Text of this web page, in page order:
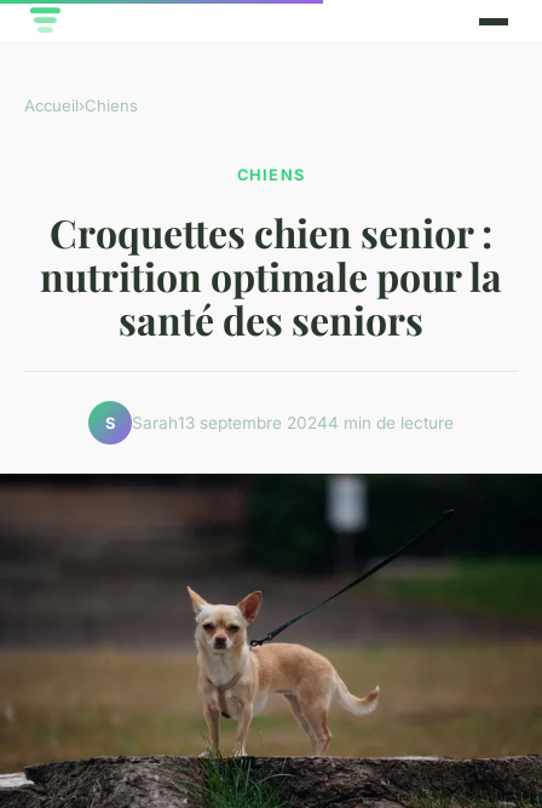
Accueil›Chiens
CHIENS
Croquettes chien senior :
nutrition optimale pour la
santé des seniors
S Sarah13 septembre 20244 min de lecture